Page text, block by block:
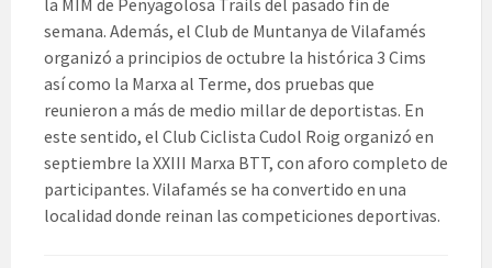
la MIM de Penyagolosa Trails del pasado fin de
semana. Además, el Club de Muntanya de Vilafamés
organizó a principios de octubre la histórica 3 Cims
así como la Marxa al Terme, dos pruebas que
reunieron a más de medio millar de deportistas. En
este sentido, el Club Ciclista Cudol Roig organizó en
septiembre la XXIII Marxa BTT, con aforo completo de
participantes. Vilafamés se ha convertido en una
localidad donde reinan las competiciones deportivas.